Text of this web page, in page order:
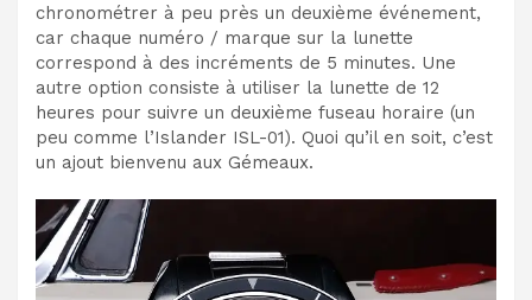
chronométrer à peu près un deuxième événement,
car chaque numéro / marque sur la lunette
correspond à des incréments de 5 minutes. Une
autre option consiste à utiliser la lunette de 12
heures pour suivre un deuxième fuseau horaire (un
peu comme l’Islander ISL-01). Quoi qu’il en soit, c’est
un ajout bienvenu aux Gémeaux.